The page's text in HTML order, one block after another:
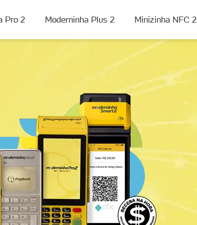
Pro 2 Moderninha Plus 2 Minizinha NFC 2